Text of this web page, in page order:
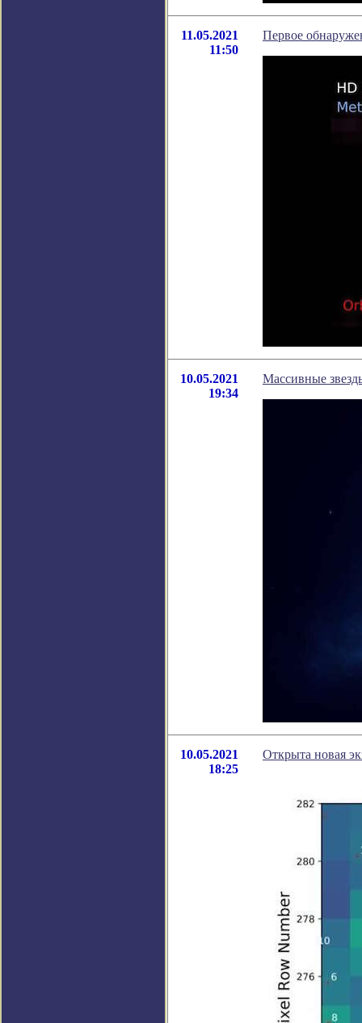
11.05.2021
11:50
Первое
10.05.2021
19:34
Массивные
10.05.2021
18:25
Открыта новая